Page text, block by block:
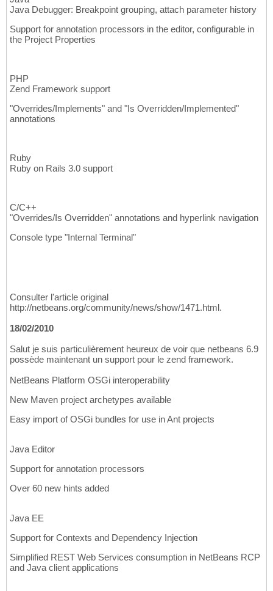
Java Debugger: Breakpoint grouping, attach parameter history
Support for annotation processors in the editor, configurable in
the Project Properties
PHP
Zend Framework support
"Overrides/Implements" and "Is Overridden/Implemented"
annotations
Ruby
Ruby on Rails 3.0 support
C/C++
"Overrides/Is Overridden" annotations and hyperlink navigation
Console type "Internal Terminal"
Consulter l'article original
http://netbeans.org/community/news/show/1471.html.
18/02/2010
Salut je suis particulièrement heureux de voir que netbeans 6.9
possède maintenant un support pour le zend framework.
NetBeans Platform OSGi interoperability
New Maven project archetypes available
Easy import of OSGi bundles for use in Ant projects
Java Editor
Support for annotation processors
Over 60 new hints added
Java EE
Support for Contexts and Dependency Injection
Simplified REST Web Services consumption in NetBeans RCP
and Java client applications